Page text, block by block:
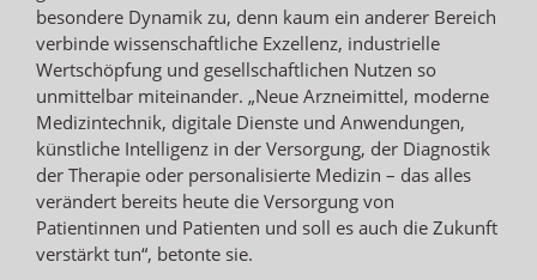
besondere Dynamik zu, denn kaum ein anderer Bereich
verbinde wissenschaftliche Exzellenz, industrielle
Wertschöpfung und gesellschaftlichen Nutzen so
unmittelbar miteinander. „Neue Arzneimittel, moderne
Medizintechnik, digitale Dienste und Anwendungen,
künstliche Intelligenz in der Versorgung, der Diagnostik
der Therapie oder personalisierte Medizin – das alles
verändert bereits heute die Versorgung von
Patientinnen und Patienten und soll es auch die Zukunft
verstärkt tun“, betonte sie.